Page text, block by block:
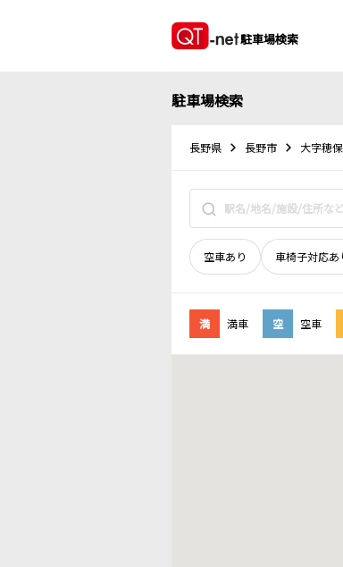
駐車場検索
駐車場検索
長野県 長野市 大字穂保
空車あり 車椅子対応あ
満 満車 空 空車